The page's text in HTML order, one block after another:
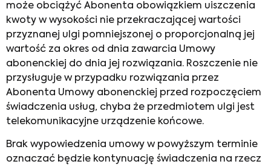
może obciążyć Abonenta obowiązkiem uiszczenia
kwoty w wysokości nie przekraczającej wartości
przyznanej ulgi pomniejszonej o proporcjonalną jej
wartość za okres od dnia zawarcia Umowy
abonenckiej do dnia jej rozwiązania. Roszczenie nie
przysługuje w przypadku rozwiązania przez
Abonenta Umowy abonenckiej przed rozpoczęciem
świadczenia usług, chyba że przedmiotem ulgi jest
telekomunikacyjne urządzenie końcowe.
Brak wypowiedzenia umowy w powyższym terminie
oznaczać będzie kontynuację świadczenia na rzecz